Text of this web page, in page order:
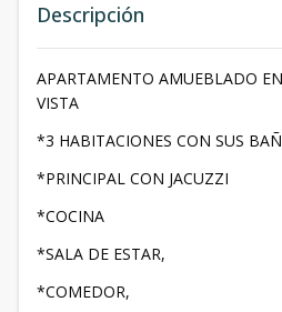
Descripción
APARTAMENTO AMUEBLADO
VISTA
*3 HABITACIONES CON SUS
*PRINCIPAL CON JACUZZI
*COCINA
*SALA DE ESTAR,
*COMEDOR,